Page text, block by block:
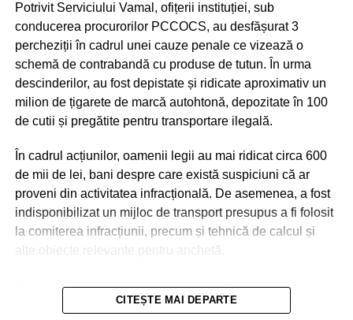
Potrivit Serviciului Vamal, ofițerii instituției, sub
conducerea procurorilor PCCOCS, au desfășurat 3
percheziții în cadrul unei cauze penale ce vizează o
schemă de contrabandă cu produse de tutun. În urma
descinderilor, au fost depistate și ridicate aproximativ un
milion de țigarete de marcă autohtonă, depozitate în 100
de cutii și pregătite pentru transportare ilegală.
În cadrul acțiunilor, oamenii legii au mai ridicat circa 600
de mii de lei, bani despre care există suspiciuni că ar
proveni din activitatea infracțională. De asemenea, a fost
indisponibilizat un mijloc de transport presupus a fi folosit
la comiterea infracțiunii, precum și tehnică de calcul și
alte obiecte relevante pentru anchetă.
Potrivit anchetatorilor, schema ar fi fost organizată de un
grup de persoane, o parte dintre acestea fiind deja
CITEȘTE MAI DEPARTE